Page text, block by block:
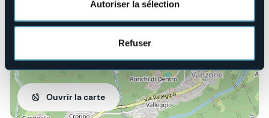
Autoriser la sélection
Refuser
Ouvrir la carte